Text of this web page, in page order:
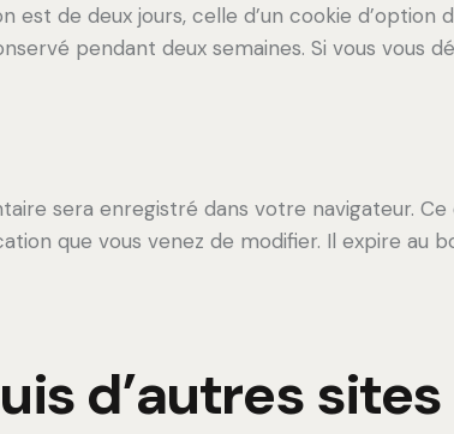
de deux jours, celle d’un cookie d’option
pendant deux semaines. Si vous vous
sera enregistré dans votre navigateur.
que vous venez de modifier. Il expire au
d’autres sites